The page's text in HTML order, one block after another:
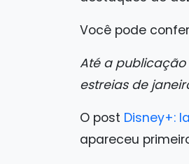
Você pode
Até a publicação
estreias de
O post Disney+:
apareceu